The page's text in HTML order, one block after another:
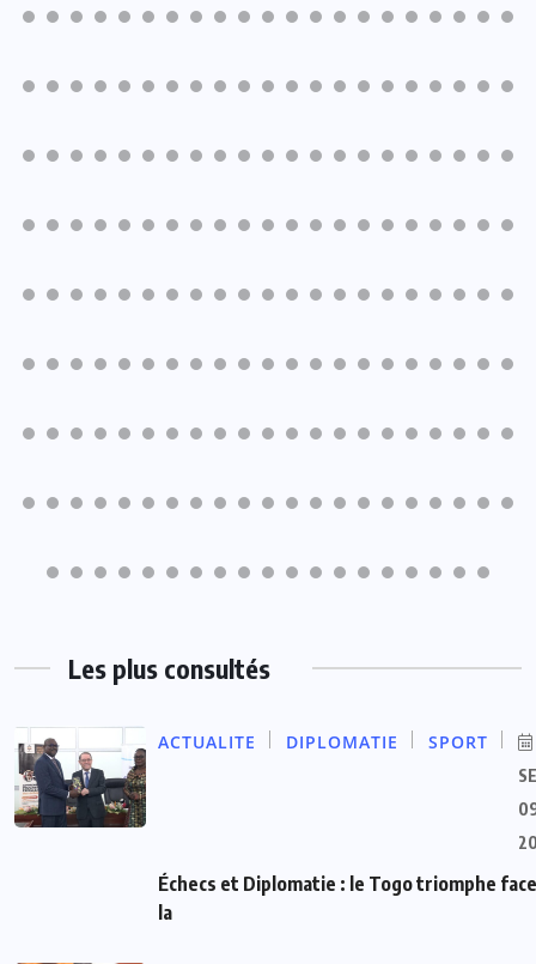
Les plus consultés
ACTUALITE DIPLOMATIE SPORT
Échecs et Diplomatie : le Togo triomphe
la